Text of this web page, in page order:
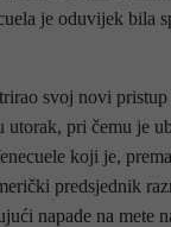
je oduvijek bila
svoj novi
utorak, pri čemu je
koji je,
predsjednik
napade na mete